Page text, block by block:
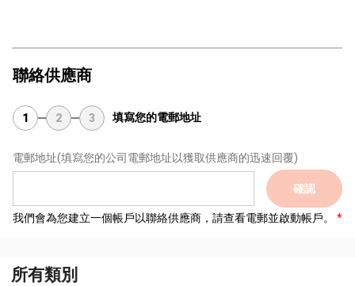
聯絡供應商
1 2 3 填寫您的電郵地址
電郵地址(填寫您的公司電郵地址以獲取供應商的迅速回覆)
確認
我們會為您建立一個帳戶以聯絡供應商，請查看電郵並啟動帳戶。
所有類別